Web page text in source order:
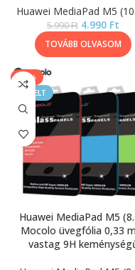
Huawei MediaPad M5
5.990Ft 4.990 Ft
TOVÁBB OLVASOM
-50%
KIEMELT
Huawei MediaPad M5
Mocolo üvegfólia 0,33
vastag 9H